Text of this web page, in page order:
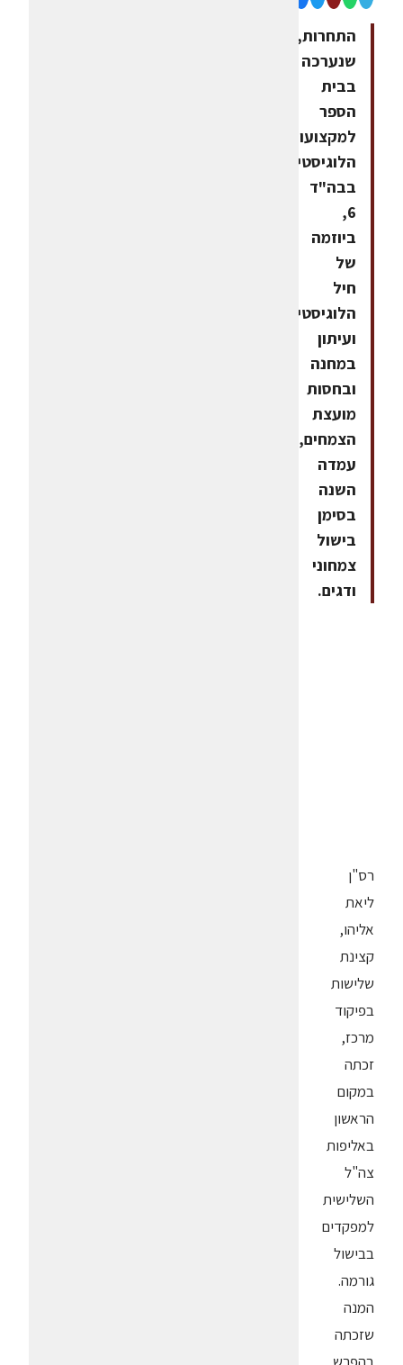
התחרות,
שנערכה
בבית
הספר
למקצועות
הלוגיסטיקה
בבה"ד
6,
ביוזמה
של
חיל
הלוגיסטיקה
ועיתון
במחנה
ובחסות
מועצת
הצמחים,
עמדה
השנה
בסימן
בישול
צמחוני
ודגים.
רס"ן
ליאת
אליהו,
קצינת
שלישות
בפיקוד
מרכז,
זכתה
במקום
הראשון
באליפות
צה"ל
השלישית
למפקדים
בבישול
גורמה.
המנה
שזכתה